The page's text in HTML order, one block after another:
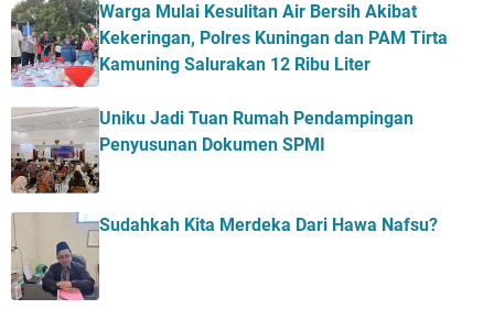
Warga Mulai Kesulitan Air Bersih Akibat
Kekeringan, Polres Kuningan dan PAM Tirta
Kamuning Salurakan 12 Ribu Liter
Uniku Jadi Tuan Rumah Pendampingan
Penyusunan Dokumen SPMI
Sudahkah Kita Merdeka Dari Hawa Nafsu?